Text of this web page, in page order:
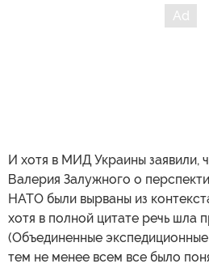
И хотя в МИД Украины заявили,
Валерия Залужного о
НАТО были вырваны из
хотя в полной цитате речь шла
(Объединенные
тем не менее всем все было